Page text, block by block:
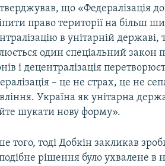
що «Федералізація
право території на більш
в унітарній
один спеціальний закон
і децентралізація
– це не страх, це не
Україна як унітарна
шукати нову форму».
того, тоді Добкін закликав
рішення було ухвалене в